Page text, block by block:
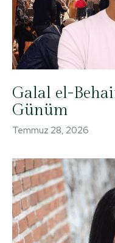
Galal el-
Günüm
Temmuz 28, 2026